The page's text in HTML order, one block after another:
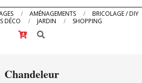
AMÉNAGEMENTS
BRICOLAGE / DIY
DÉCO
JARDIN
SHOPPING
Search
Chandeleur